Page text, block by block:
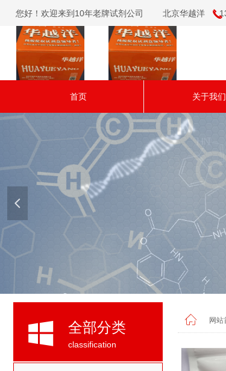
首页 关于我们
您好！欢迎来到10年老牌试剂公司 北京华越洋 끅
넳
낖 全部分类
classification
网站
ꀇ